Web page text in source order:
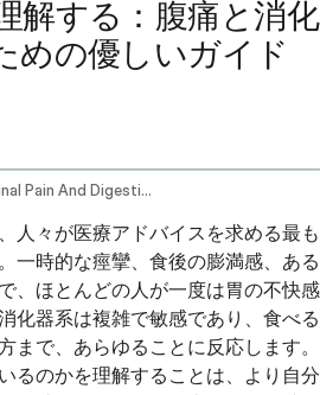
解する：腹痛と消化
めの優しいガイド
Abdominal Pain And Digestive Issues
人々が医療アドバイスを求める最も
一時的な痙攣、食後の膨満感、ある
、ほとんどの人が一度は胃の不快感
化器系は複雑で敏感であり、食べる
まで、あらゆることに反応します。
るのかを理解することは、より自分